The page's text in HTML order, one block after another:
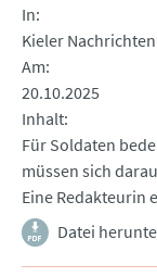
In
Kieler Nachrichten
Am
20.10.2025
Inhalt
Für Soldaten
müssen sich
Eine Redakteurin
Datei